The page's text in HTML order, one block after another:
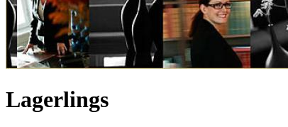
Lagerlings